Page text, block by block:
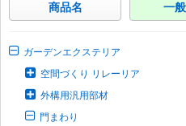
商品名 一
ガーデンエクステリア
空間づくり リレーリア
外構用汎用部材
門まわり